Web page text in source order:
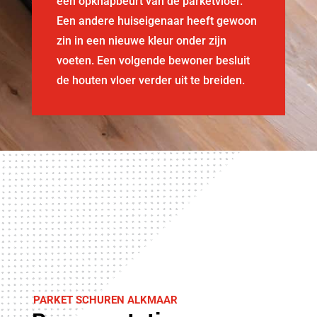
Een andere huiseigenaar heeft gewoon
zin in een nieuwe kleur onder zijn
voeten. Een volgende bewoner besluit
de houten vloer verder uit te breiden.
PARKET SCHUREN ALKMAAR